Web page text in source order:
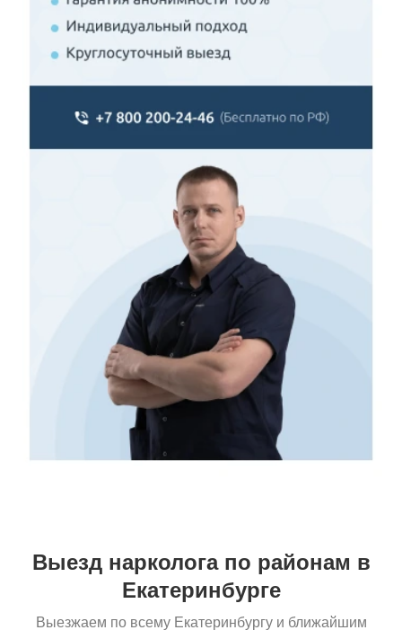
Выезд нарколога по районам в
Екатеринбурге
Выезжаем по всему Екатеринбургу и ближайшим